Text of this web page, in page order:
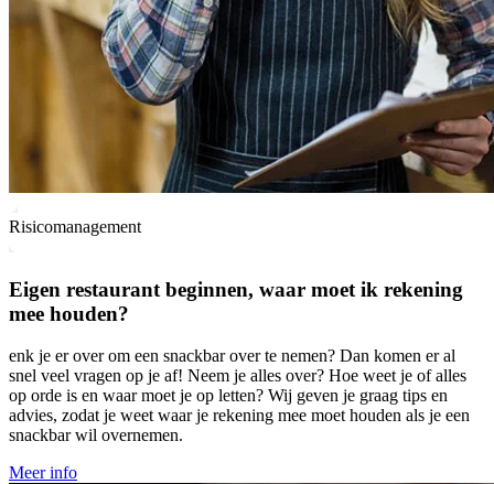
Risicomanagement
Eigen restaurant beginnen, waar moet ik rekening
mee houden?
enk je er over om een snackbar over te nemen? Dan komen er al
snel veel vragen op je af! Neem je alles over? Hoe weet je of alles
op orde is en waar moet je op letten? Wij geven je graag tips en
advies, zodat je weet waar je rekening mee moet houden als je een
snackbar wil overnemen.
Meer info